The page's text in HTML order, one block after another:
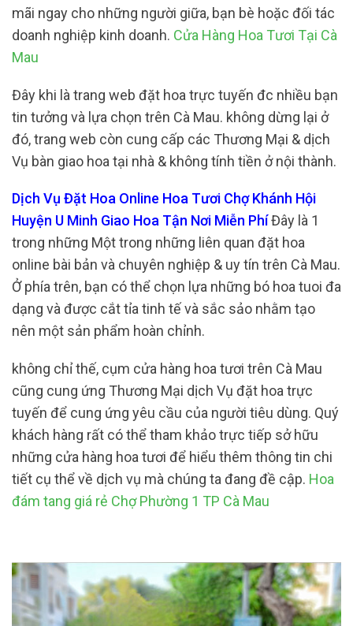
mãi ngay cho những người giữa, bạn bè hoặc đối tác
doanh nghiệp kinh doanh. Cửa Hàng Hoa Tươi Tại Cà
Mau
Đây khi là trang web đặt hoa trực tuyến đc nhiều bạn
tin tưởng và lựa chọn trên Cà Mau. không dừng lại ở
đó, trang web còn cung cấp các Thương Mại & dịch
Vụ bàn giao hoa tại nhà & không tính tiền ở nội thành.
Dịch Vụ Đặt Hoa Online Hoa Tươi Chợ Khánh Hội
Huyện U Minh Giao Hoa Tận Nơi Miễn PhíĐây là 1
trong những Một trong những liên quan đặt hoa
online bài bản và chuyên nghiệp & uy tín trên Cà Mau.
Ở phía trên, bạn có thể chọn lựa những bó hoa tuoi đa
dạng và được cắt tỉa tinh tế và sắc sảo nhằm tạo
nên một sản phẩm hoàn chỉnh.
không chỉ thế, cụm cửa hàng hoa tươi trên Cà Mau
cũng cung ứng Thương Mại dịch Vụ đặt hoa trực
tuyến để cung ứng yêu cầu của người tiêu dùng. Quý
khách hàng rất có thể tham khảo trực tiếp sở hữu
những cửa hàng hoa tươi để hiểu thêm thông tin chi
tiết cụ thể về dịch vụ mà chúng ta đang đề cập. Hoa
đám tang giá rẻ Chợ Phường 1 TP Cà Mau